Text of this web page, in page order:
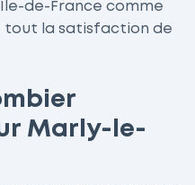
de-France comme
tout la satisfaction de
Marly-le-